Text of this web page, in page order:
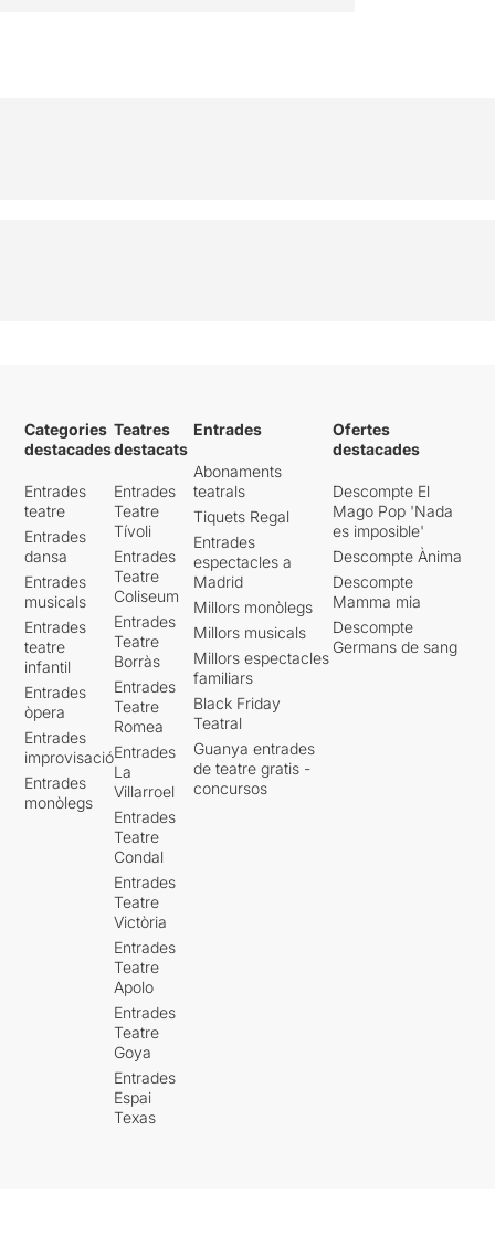
Categories
destacades
Entrades
teatre
Entrades
dansa
Entrades
musicals
Entrades
teatre
infantil
Entrades
òpera
Entrades
improvisació
Entrades
monòlegs
Teatres
destacats
Entrades
Teatre
Tívoli
Entrades
Teatre
Coliseum
Entrades
Teatre
Borràs
Entrades
Teatre
Romea
Entrades
La
Villarroel
Entrades
Teatre
Condal
Entrades
Teatre
Victòria
Entrades
Teatre
Apolo
Entrades
Teatre
Goya
Entrades
Espai
Texas
Entrades
Abonaments
teatrals
Tiquets Regal
Entrades
espectacles a
Madrid
Millors monòlegs
Millors musicals
Millors espectacles
familiars
Black Friday
Teatral
Guanya entrades
de teatre gratis -
concursos
Ofertes
destacades
Descompte El
Mago Pop 'Nada
es imposible'
Descompte Ànima
Descompte
Mamma mia
Descompte
Germans de sang